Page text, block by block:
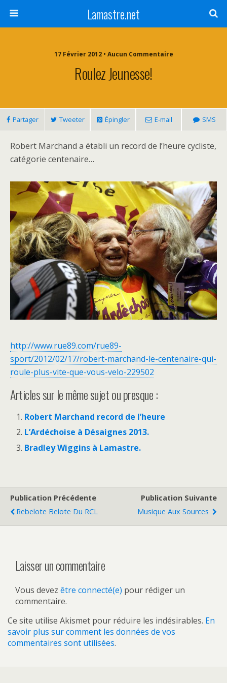
Lamastre.net
17 Février 2012 • Aucun Commentaire
Roulez Jeunesse!
Partager Tweeter Épingler E-mail SMS
Robert Marchand a établi un record de l’heure cycliste,
catégorie centenaire…
http://www.rue89.com/rue89-
sport/2012/02/17/robert-marchand-le-centenaire-qui-
roule-plus-vite-que-vous-velo-229502
Articles sur le même sujet ou presque :
Robert Marchand record de l’heure
L’Ardéchoise à Désaignes 2013.
Bradley Wiggins à Lamastre.
Publication Précédente
Rebelote Belote Du RCL
Publication Suivante
Musique Aux Sources
Laisser un commentaire
Vous devez être connecté(e) pour rédiger un
commentaire.
Ce site utilise Akismet pour réduire les indésirables. En
savoir plus sur comment les données de vos
commentaires sont utilisées.